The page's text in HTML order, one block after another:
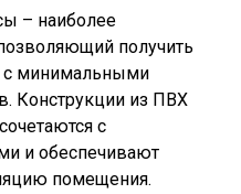
– наиболее
получить
с минимальными
Конструкции из ПВХ
с
и обеспечивают
помещения.